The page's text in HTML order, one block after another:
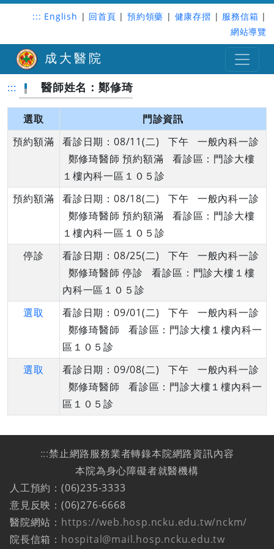
::: English | 回首頁 | 預約領藥 | 健康存摺 | 服務信箱 |
網站導覽
成大醫院
::: 醫師姓名：鄭修琦
選取
門診資訊
預約額滿
看診日期：08/11(二) 下午 一般內科一診
鄭修琦醫師 預約額滿 看診區：門診大樓
１樓內科一區１０５診
預約額滿
看診日期：08/18(二) 下午 一般內科一診
鄭修琦醫師 預約額滿 看診區：門診大樓
１樓內科一區１０５診
停診
看診日期：08/25(二) 下午 一般內科一診
鄭修琦醫師 停診 看診區：門診大樓１樓
內科一區１０５診
選取
看診日期：09/01(二) 下午 一般內科一診
鄭修琦醫師 看診區：門診大樓１樓內科一
區１０５診
選取
看診日期：09/08(二) 下午 一般內科一診
鄭修琦醫師 看診區：門診大樓１樓內科一
區１０５診
:::禁止網路服務業者轉錄本院網路資訊內容
本院為身心障礙者就醫機構
人工預約：(06)235-3333
意見反映：(06)276-6668
醫院網站： https://web.hosp.ncku.edu.tw/nckm/
院長信箱： hospital@mail.hosp.ncku.edu.tw